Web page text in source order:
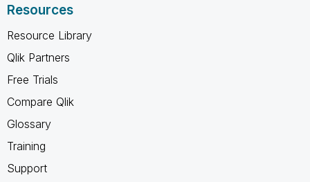
Resources
Resource Library
Qlik Partners
Free Trials
Compare Qlik
Glossary
Training
Support